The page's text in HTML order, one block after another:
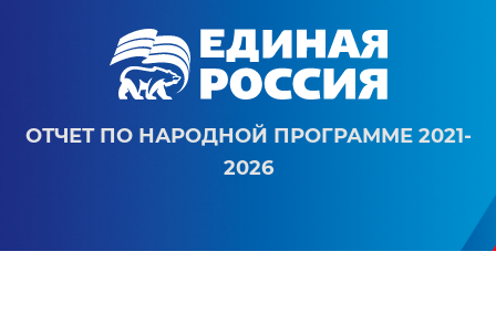
ОТЧЕТ ПО НАРОДНОЙ ПРОГРАММЕ 2021-
2026